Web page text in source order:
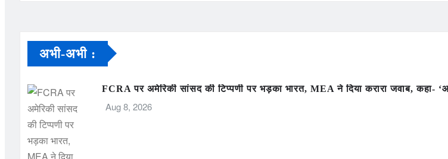
अभी-अभी :
FCRA पर अमेरिकी सांसद की टिप्पणी पर भड़का भारत, MEA ने दिया करारा जवाब, कहा-
Aug 8, 2026